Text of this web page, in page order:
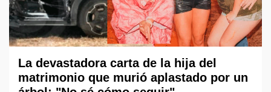
La devastadora carta de la hija del
matrimonio que murió aplastado por un